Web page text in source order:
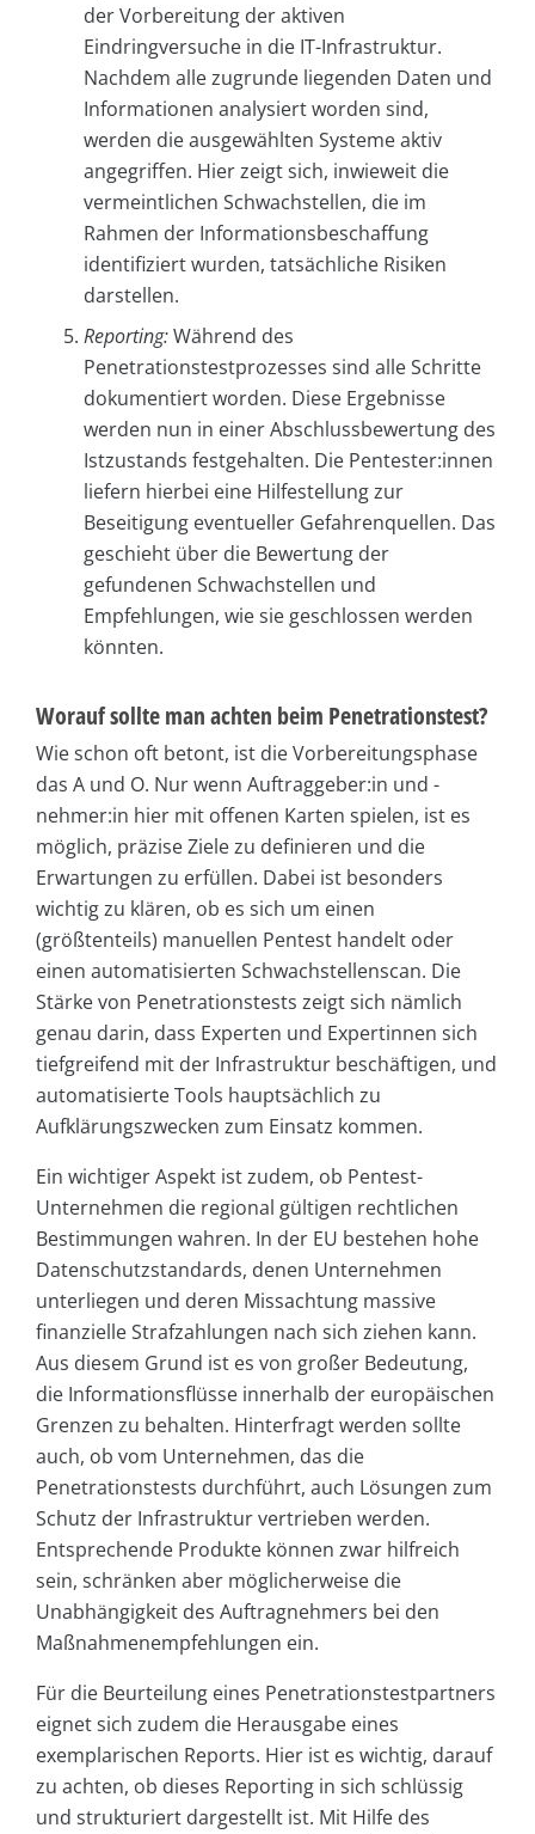
der Vorbereitung der aktiven
Eindringversuche in die IT-Infrastruktur.
Nachdem alle zugrunde liegenden Daten und
Informationen analysiert worden sind,
werden die ausgewählten Systeme aktiv
angegriffen. Hier zeigt sich, inwieweit die
vermeintlichen Schwachstellen, die im
Rahmen der Informationsbeschaffung
identifiziert wurden, tatsächliche Risiken
darstellen.
Reporting:Während des
Penetrationstestprozesses sind alle Schritte
dokumentiert worden. Diese Ergebnisse
werden nun in einer Abschlussbewertung des
Istzustands festgehalten. Die Pentester:innen
liefern hierbei eine Hilfestellung zur
Beseitigung eventueller Gefahrenquellen. Das
geschieht über die Bewertung der
gefundenen Schwachstellen und
Empfehlungen, wie sie geschlossen werden
könnten.
Worauf sollte man achten beim Penetrationstest?
Wie schon oft betont, ist die Vorbereitungsphase
das A und O. Nur wenn Auftraggeber:in und -
nehmer:in hier mit offenen Karten spielen, ist es
möglich, präzise Ziele zu definieren und die
Erwartungen zu erfüllen. Dabei ist besonders
wichtig zu klären, ob es sich um einen
(größtenteils) manuellen Pentest handelt oder
einen automatisierten Schwachstellenscan. Die
Stärke von Penetrationstests zeigt sich nämlich
genau darin, dass Experten und Expertinnen sich
tiefgreifend mit der Infrastruktur beschäftigen, und
automatisierte Tools hauptsächlich zu
Aufklärungszwecken zum Einsatz kommen.
Ein wichtiger Aspekt ist zudem, ob Pentest-
Unternehmen die regional gültigen rechtlichen
Bestimmungen wahren. In der EU bestehen hohe
Datenschutzstandards, denen Unternehmen
unterliegen und deren Missachtung massive
finanzielle Strafzahlungen nach sich ziehen kann.
Aus diesem Grund ist es von großer Bedeutung,
die Informationsflüsse innerhalb der europäischen
Grenzen zu behalten. Hinterfragt werden sollte
auch, ob vom Unternehmen, das die
Penetrationstests durchführt, auch Lösungen zum
Schutz der Infrastruktur vertrieben werden.
Entsprechende Produkte können zwar hilfreich
sein, schränken aber möglicherweise die
Unabhängigkeit des Auftragnehmers bei den
Maßnahmenempfehlungen ein.
Für die Beurteilung eines Penetrationstestpartners
eignet sich zudem die Herausgabe eines
exemplarischen Reports. Hier ist es wichtig, darauf
zu achten, ob dieses Reporting in sich schlüssig
und strukturiert dargestellt ist. Mit Hilfe des